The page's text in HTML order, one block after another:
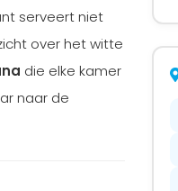
serveert niet
over het witte
die elke kamer
naar de